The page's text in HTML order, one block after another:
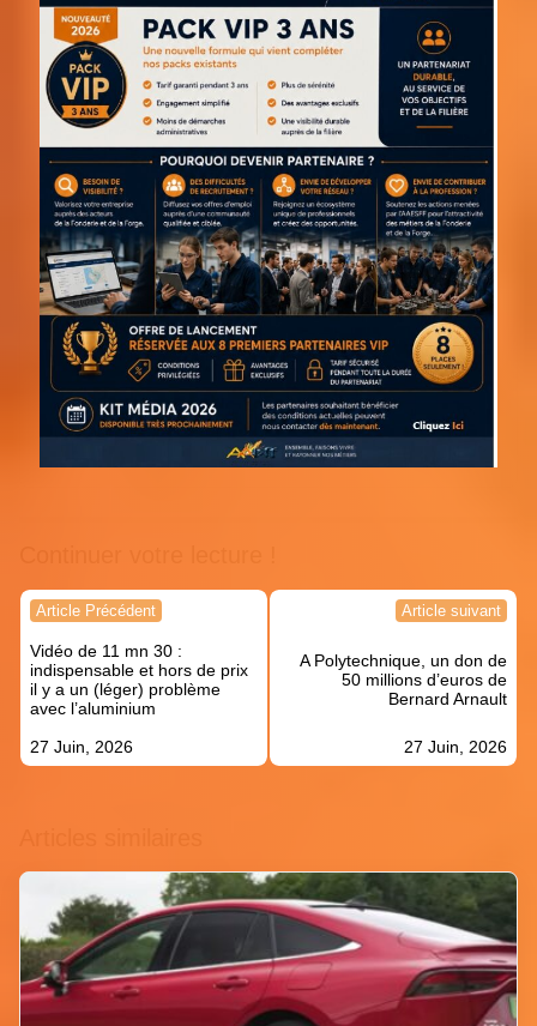
Navigation
l’article
Article Précédent
Vidéo de 11 mn 30 :
indispensable et hors de prix
il y a un (léger) problème
avec l’aluminium
27 Juin, 2026
Article suivant
A Polytechnique, un don de
50 millions d’euros de
Bernard Arnault
27 Juin, 2026